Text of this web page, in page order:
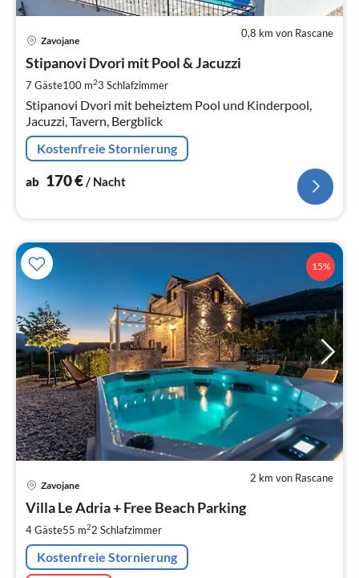
0,8 km von Rascane
Zavojane
Stipanovi Dvori mit Pool & Jacuzzi
7 Gäste100 m23 Schlafzimmer
Stipanovi Dvori mit beheiztem Pool und Kinderpool,
Jacuzzi, Tavern, Bergblick
Kostenfreie Stornierung
ab 170€/ Nacht
15%
2 km von Rascane
Zavojane
Villa Le Adria + Free Beach Parking
4 Gäste55 m22 Schlafzimmer
Kostenfreie Stornierung